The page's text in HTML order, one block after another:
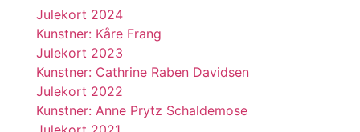
Julekort 2024
Kunstner: Kåre Frang
Julekort 2023
Kunstner: Cathrine Raben Davidsen
Julekort 2022
Kunstner: Anne Prytz Schaldemose